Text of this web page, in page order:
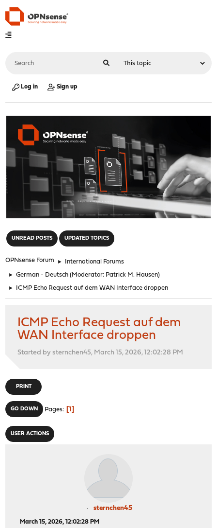
Log in Sign up
UNREAD POSTS UPDATED TOPICS
OPNsense Forum ► International Forums
► German - Deutsch (Moderator: Patrick M. Hausen)
► ICMP Echo Request auf dem WAN Interface droppen
ICMP Echo Request auf dem
WAN Interface droppen
Started by sternchen45, March 15, 2026, 12:02:28 PM
PRINT
GO DOWN Pages 1
USER ACTIONS
sternchen45
March 15, 2026, 12:02:28 PM